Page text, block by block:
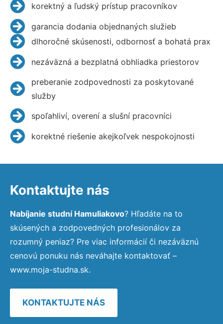
korektný a ľudský prístup pracovníkov
garancia dodania objednaných služieb
dlhoročné skúsenosti, odbornosť a bohatá prax
nezáväzná a bezplatná obhliadka priestorov
preberanie zodpovednosti za poskytované
služby
spoľahliví, overení a slušní pracovníci
korektné riešenie akejkoľvek nespokojnosti
Kontaktujte nás
Nabíjanie studní Hamuliakovo? Hľadáte na to
skúsených a zodpovedných profesionálov za
rozumný peniaz? Pre viac informácií či nezáväznú
cenovú ponuku nás neváhajte kontaktovať –
www.moja-studna.sk.
KONTAKTUJTE NÁS